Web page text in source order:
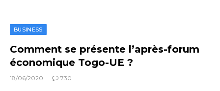
BUSINESS
Comment se présente l’après-forum
économique Togo-UE ?
18/06/2020 730